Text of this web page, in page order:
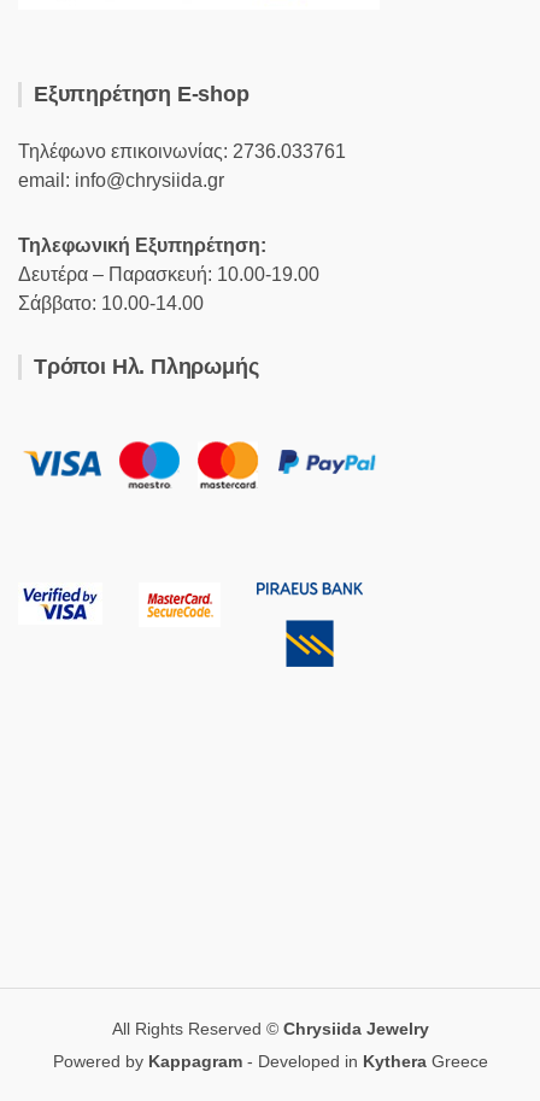
Εξυπηρέτηση E-shop
Τηλέφωνο επικοινωνίας: 2736.033761
email: info@chrysiida.gr
Τηλεφωνική Εξυπηρέτηση:
Δευτέρα – Παρασκευή: 10.00-19.00
Σάββατο: 10.00-14.00
Τρόποι Ηλ. Πληρωμής
All Rights Reserved © Chrysiida Jewelry
Powered by Kappagram- Developed in KytheraGreece